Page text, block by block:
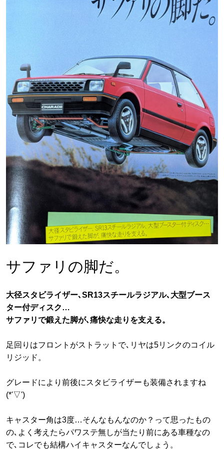
サファリの脚だ。
大径スタビライザー､SR13スチールラジアル､大型ブース
ター付ディスク…
サファリで鍛えた脚が､痛快な走りを支える。
足回りはフロントがストラットで､リヤは5リンクのコイル
リジッド。
グレードにより前後にスタビライザーも装備されますね
(*'▽')
キャスター角は3度…そんなもんなのか？って思ったもの
の､よく考えたらパワステ無しが当たり前にある車種なの
で､コレでも結構ハイキャスターなんでしょう。